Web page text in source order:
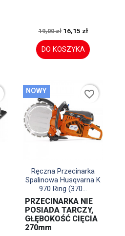
19,00 zł 16,15 zł
DO KOSZYKA
Szybki podgląd
Ręczna Przecinarka
Spalinowa Husqvarna K
970 Ring (370...
PRZECINARKA NIE
POSIADA TARCZY,
GŁĘBOKOŚĆ CIĘCIA
270mm
NOWY favorite_border